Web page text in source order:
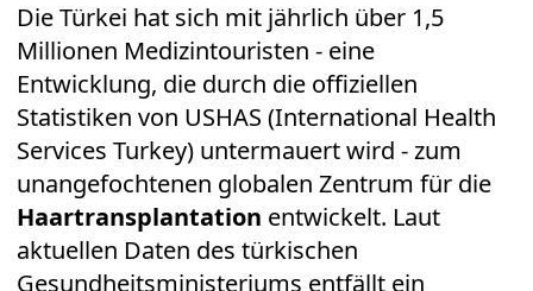
Die Türkei hat sich mit jährlich über 1,5
Millionen Medizintouristen - eine
Entwicklung, die durch die offiziellen
Statistiken von USHAS (International Health
Services Turkey) untermauert wird - zum
unangefochtenen globalen Zentrum für die
Haartransplantation entwickelt. Laut
aktuellen Daten des türkischen
Gesundheitsministeriums entfällt ein